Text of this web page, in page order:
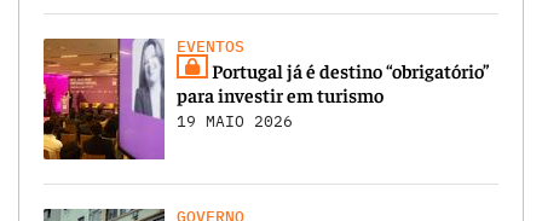
EVENTOS
Portugal já é destino “obrigatório”
para investir em turismo
19 MAIO 2026
GOVERNO